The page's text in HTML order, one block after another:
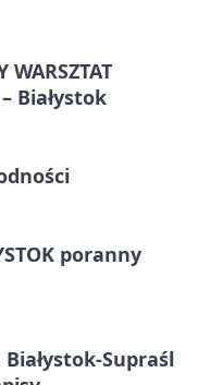
WARSZTAT
Białystok
poranny
Supraśl